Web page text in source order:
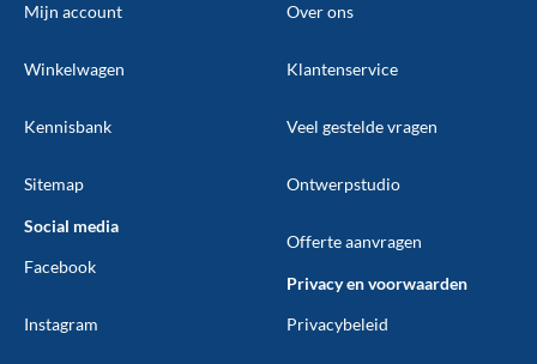
Mijn account
Winkelwagen
Kennisbank
Sitemap
Social media
Facebook
Instagram
Over ons
Klantenservice
Veel gestelde vragen
Ontwerpstudio
Offerte aanvragen
Privacy en voorwaarden
Privacybeleid